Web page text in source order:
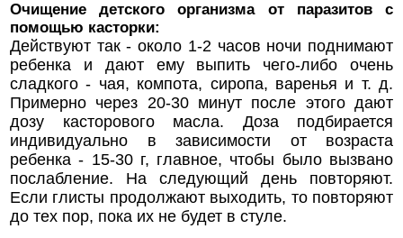
Очищение детского организма от паразитов с
помощью касторки:
Действуют так - около 1-2 часов ночи поднимают
ребенка и дают ему выпить чего-либо очень
сладкого - чая, компота, сиропа, варенья и т. д.
Примерно через 20-30 минут после этого дают
дозу касторового масла. Доза подбирается
индивидуально в зависимости от возраста
ребенка - 15-30 г, главное, чтобы было вызвано
послабление. На следующий день повторяют.
Если глисты продолжают выходить, то повторяют
до тех пор, пока их не будет в стуле.